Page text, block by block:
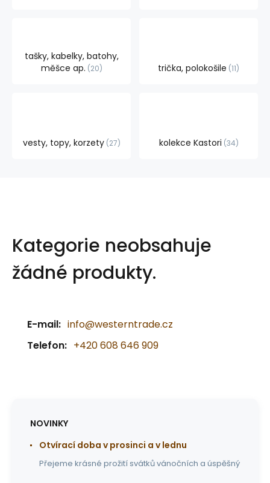
tašky, kabelky, batohy,
měšce ap. 20 trička, polokošile 11
vesty, topy, korzety 27 kolekce Kastori 34
Kategorie neobsahuje
žádné produkty.
E-mail: info@westerntrade.cz
Telefon: +420 608 646 909
NOVINKY
Otvírací doba v prosinci a v lednu
Přejeme krásné prožití svátků vánočních a úspěšný